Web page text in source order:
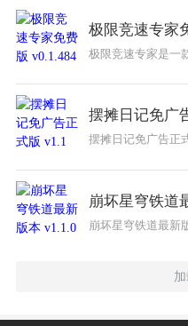
极限竞速专家
极限竞速专家是一
摆摊日记免广
摆摊日记免广告正
崩坏星穹铁道
崩坏星穹铁道最新